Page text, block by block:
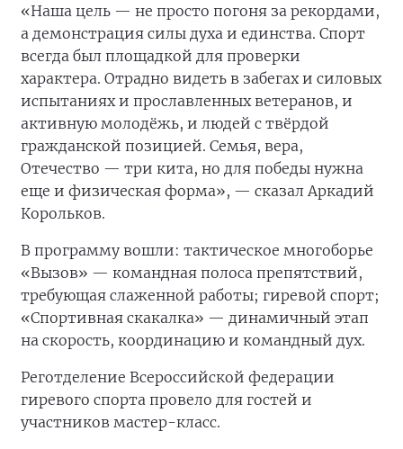
«Наша цель — не просто погоня за рекордами,
а демонстрация силы духа и единства. Спорт
всегда был площадкой для проверки
характера. Отрадно видеть в забегах и силовых
испытаниях и прославленных ветеранов, и
активную молодёжь, и людей с твёрдой
гражданской позицией. Семья, вера,
Отечество — три кита, но для победы нужна
еще и физическая форма», — сказал Аркадий
Корольков.
В программу вошли: тактическое многоборье
«Вызов» — командная полоса препятствий,
требующая слаженной работы; гиревой спорт;
«Спортивная скакалка» — динамичный этап
на скорость, координацию и командный дух.
Реготделение Всероссийской федерации
гиревого спорта провело для гостей и
участников мастер-класс.